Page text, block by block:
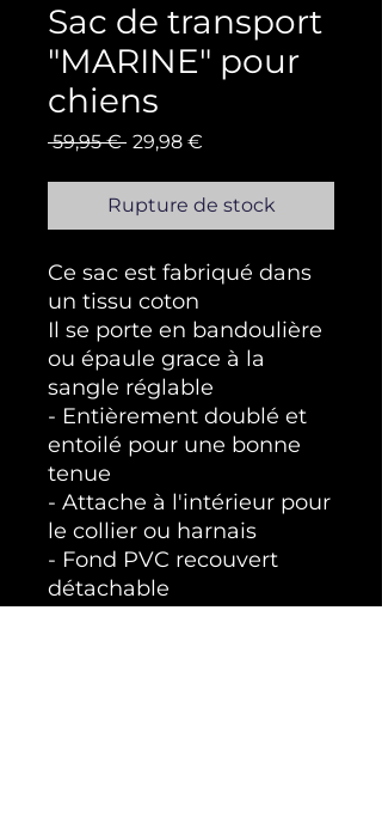
Sac de transport
"MARINE" pour
chiens
59,95 € Prix original
29,98 €
Rupture de stock
Ce sac est fabriqué dans
un tissu coton
Il se porte en bandoulière
ou épaule grace à la
sangle réglable
- Entièrement doublé et
entoilé pour une bonne
tenue
- Attache à l'intérieur pour
le collier ou harnais
- Fond PVC recouvert
détachable